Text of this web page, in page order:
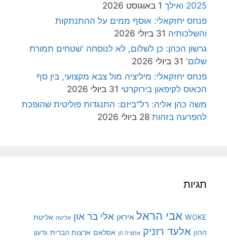
2025 ואילך
1 באוגוסט 2026
פנחס יחזקאלי: אוסף ממים על ההתנתקות
והשלכותיה 31 ביולי 2026
גרשון הכהן: כן לשלום, לא לנוסחה 'שטחים תמורת
שלום' 31 ביולי 2026
פנחס יחזקאלי: מיליציה מול צבא מקצועי, בין סף
הכאוס לקיפאון בירוקרטי 31 ביולי 2026
משה כהן אליה: רל"ביזם: התנגדות פוליטית שהופכת
להפרעה בזהות 28 ביולי 2026
תגיות
WOKE אבי הראל איראן אלי בר און אליטה אליטת
ההון אלעד רזניק אמציה חן אסלאם ארצות הברית גדעון